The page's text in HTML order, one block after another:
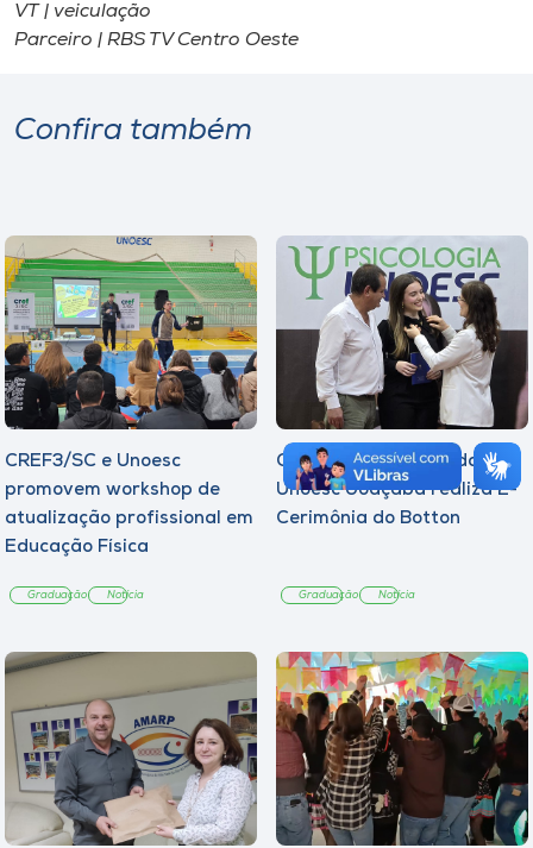
VT | veiculação
Parceiro | RBS TV Centro Oeste
Confira também
CREF3/SC e Unoesc
promovem workshop de
atualização profissional em
Educação Física
Graduação Notícia
Curso de Psicologia da
Unoesc Joaçaba realiza 2ª
Cerimônia do Botton
Graduação Notícia